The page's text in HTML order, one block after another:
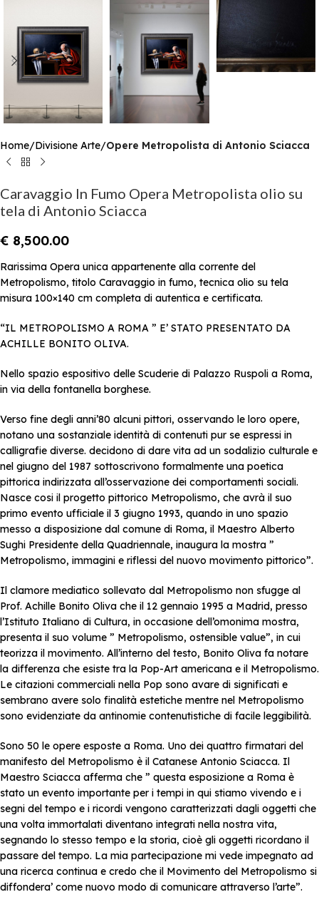
Home Divisione Arte Opere Metropolista di Antonio Sciacca
Caravaggio In Fumo Opera Metropolista olio su
tela di Antonio Sciacca
€ 8,500.00
Rarissima Opera unica appartenente alla corrente del
Metropolismo, titolo Caravaggio in fumo, tecnica olio su tela
misura 100×140 cm completa di autentica e certificata.
“IL METROPOLISMO A ROMA ” E’ STATO PRESENTATO DA
ACHILLE BONITO OLIVA.
Nello spazio espositivo delle Scuderie di Palazzo Ruspoli a Roma,
in via della fontanella borghese.
Verso fine degli anni’80 alcuni pittori, osservando le loro opere,
notano una sostanziale identità di contenuti pur se espressi in
calligrafie diverse. decidono di dare vita ad un sodalizio culturale e
nel giugno del 1987 sottoscrivono formalmente una poetica
pittorica indirizzata all’osservazione dei comportamenti sociali.
Nasce cosi il progetto pittorico Metropolismo, che avrà il suo
primo evento ufficiale il 3 giugno 1993, quando in uno spazio
messo a disposizione dal comune di Roma, il Maestro Alberto
Sughi Presidente della Quadriennale, inaugura la mostra ”
Metropolismo, immagini e riflessi del nuovo movimento pittorico”.
Il clamore mediatico sollevato dal Metropolismo non sfugge al
Prof. Achille Bonito Oliva che il 12 gennaio 1995 a Madrid, presso
l’Istituto Italiano di Cultura, in occasione dell’omonima mostra,
presenta il suo volume ” Metropolismo, ostensible value”, in cui
teorizza il movimento. All’interno del testo, Bonito Oliva fa notare
la differenza che esiste tra la Pop-Art americana e il Metropolismo.
Le citazioni commerciali nella Pop sono avare di significati e
sembrano avere solo finalità estetiche mentre nel Metropolismo
sono evidenziate da antinomie contenutistiche di facile leggibilità.
Sono 50 le opere esposte a Roma. Uno dei quattro firmatari del
manifesto del Metropolismo è il Catanese Antonio Sciacca. Il
Maestro Sciacca afferma che ” questa esposizione a Roma è
stato un evento importante per i tempi in qui stiamo vivendo e i
segni del tempo e i ricordi vengono caratterizzati dagli oggetti che
una volta immortalati diventano integrati nella nostra vita,
segnando lo stesso tempo e la storia, cioè gli oggetti ricordano il
passare del tempo. La mia partecipazione mi vede impegnato ad
una ricerca continua e credo che il Movimento del Metropolismo si
diffondera’ come nuovo modo di comunicare attraverso l’arte”.